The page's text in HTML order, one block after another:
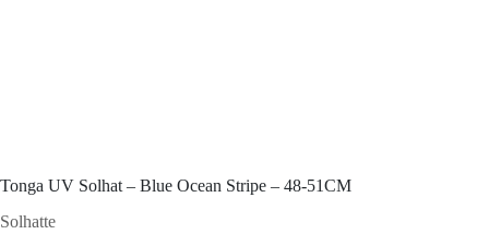
Tonga UV Solhat – Blue Ocean Stripe – 48-51CM
Solhatte